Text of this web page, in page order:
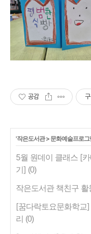
공감
'작은도서관> 문화예술프로그
5월 원데이 클래스 [
기] (0)
작은도서관 책친구 활
[꿈다락토요문화학교
리 (0)